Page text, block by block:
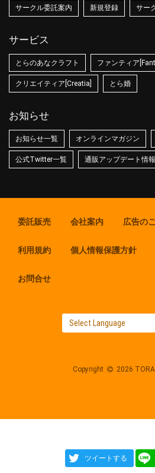
ツイートする
サークル委託案内 新規登録 サー
サービス
とらのあなクラフト ファンティア
クリエイティア[Creatia] とら婚
お知らせ
お知らせ一覧 オンラインマガジン
公式Twitter一覧 通販アップデート情報
委託販売 会社案内 広告の
利用規約 個人情報保護方針
お問合せ
Copyright 2026